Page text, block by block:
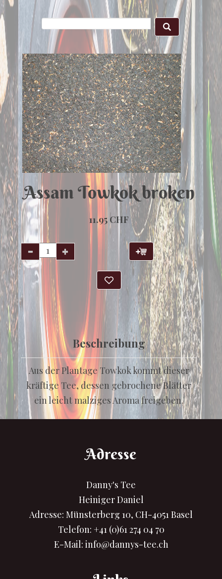
Assam Towkok broken
11.95 CHF
Beschreibung
Aus der Plantage Towkok kommt dieser
kräftige Tee, dessen gebrochene Blätter
ein leicht malziges Aroma freigeben.
Adresse
Danny's Tee
Heiniger Daniel
Adresse: Münsterberg 10, CH-4051 Basel
Telefon: +41 (0)61 274 04 70
E-Mail: info@dannys-tee.ch